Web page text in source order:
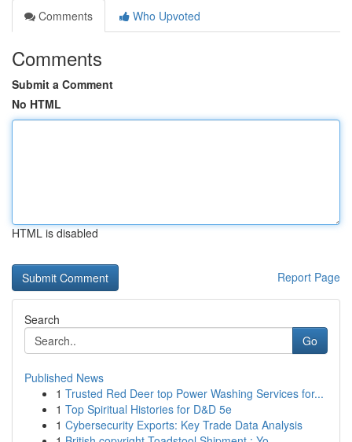
Comments
Who Upvoted
Comments
Submit a Comment
No HTML
HTML is disabled
Report Page
Search
Go
Published News
1 Trusted Red Deer top Power Washing Services for...
1 Top Spiritual Histories for D&D 5e
1 Cybersecurity Exports: Key Trade Data Analysis